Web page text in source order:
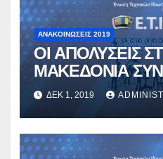
ΑΝΑΚΟΙΝΏΣΕΙΣ 2019
ΟΙ ΑΠΟΛΥΣΕΙΣ
ΜΑΚΕΔΟΝΙΑ
ΔΕΚ 1, 2019